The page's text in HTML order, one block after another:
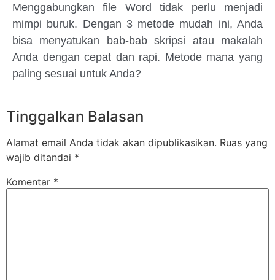
Menggabungkan file Word tidak perlu menjadi
mimpi buruk. Dengan 3 metode mudah ini, Anda
bisa menyatukan bab-bab skripsi atau makalah
Anda dengan cepat dan rapi. Metode mana yang
paling sesuai untuk Anda?
Tinggalkan Balasan
Alamat email Anda tidak akan dipublikasikan. Ruas yang
wajib ditandai *
Komentar *